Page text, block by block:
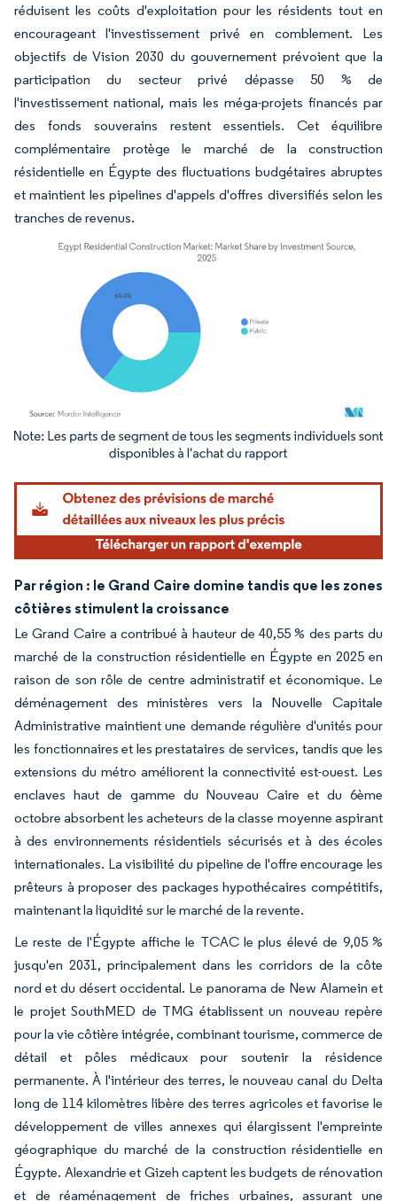
réduisent les coûts d'exploitation pour les résidents tout en
encourageant l'investissement privé en comblement. Les
objectifs de Vision 2030 du gouvernement prévoient que la
participation du secteur privé dépasse 50 % de
l'investissement national, mais les méga-projets financés par
des fonds souverains restent essentiels. Cet équilibre
complémentaire protège le marché de la construction
résidentielle en Égypte des fluctuations budgétaires abruptes
et maintient les pipelines d'appels d'offres diversifiés selon les
tranches de revenus.
Image © Mordor Intelligence. La réutilisation nécessite une attribution sous CC BY
Par région : le Grand Caire domine tandis que les zones
côtières stimulent la croissance
Le Grand Caire a contribué à hauteur de 40,55 % des parts du
marché de la construction résidentielle en Égypte en 2025 en
raison de son rôle de centre administratif et économique. Le
déménagement des ministères vers la Nouvelle Capitale
Administrative maintient une demande régulière d'unités pour
les fonctionnaires et les prestataires de services, tandis que les
extensions du métro améliorent la connectivité est-ouest. Les
enclaves haut de gamme du Nouveau Caire et du 6ème
octobre absorbent les acheteurs de la classe moyenne aspirant
à des environnements résidentiels sécurisés et à des écoles
internationales. La visibilité du pipeline de l'offre encourage les
prêteurs à proposer des packages hypothécaires compétitifs,
maintenant la liquidité sur le marché de la revente.
Le reste de l'Égypte affiche le TCAC le plus élevé de 9,05 %
jusqu'en 2031, principalement dans les corridors de la côte
nord et du désert occidental. Le panorama de New Alamein et
le projet SouthMED de TMG établissent un nouveau repère
pour la vie côtière intégrée, combinant tourisme, commerce de
détail et pôles médicaux pour soutenir la résidence
permanente. À l'intérieur des terres, le nouveau canal du Delta
long de 114 kilomètres libère des terres agricoles et favorise le
développement de villes annexes qui élargissent l'empreinte
géographique du marché de la construction résidentielle en
Égypte. Alexandrie et Gizeh captent les budgets de rénovation
et de réaménagement de friches urbaines, assurant une